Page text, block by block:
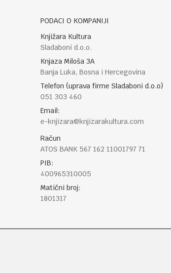
PODACI O KOMPANIJI
Knjižara Kultura
Sladaboni d.o.o.
Knjaza Miloša 3A
Banja Luka, Bosna i Hercegovina
Telefon (uprava firme Sladaboni d.o.o)
051 303 460
Email:
e-knjizara@knjizarakultura.com
Račun
ATOS BANK 567 162 11001797 71
PIB:
400965310005
Matični broj:
1801317